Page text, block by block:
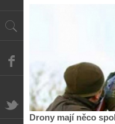
Drony mají něco